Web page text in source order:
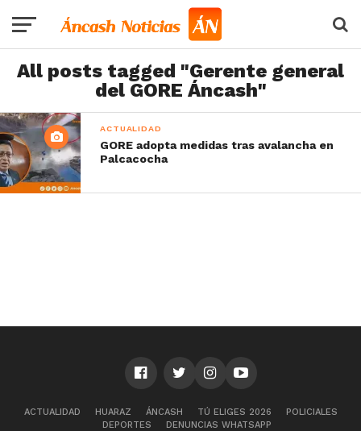
All posts tagged "Gerente general
del GORE Áncash"
ACTUALIDAD
GORE adopta medidas tras avalancha en
Palcacocha
ACTUALIDAD HUARAZ ÁNCASH TÚ ELIGES 2026
POLICIALES
DEPORTES
DENUNCIAS WHATSAPP